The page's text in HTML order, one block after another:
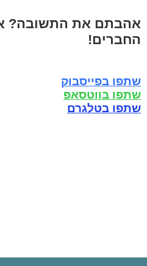
אהבתם את התשובה?
החברים!
שתפו בפייסבוק
שתפו בווטסאפ
שתפו בטלגרם